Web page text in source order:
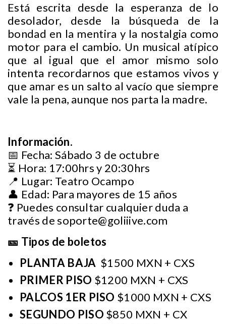
Está escrita desde la esperanza de lo
desolador, desde la búsqueda de la
bondad en la mentira y la nostalgia como
motor para el cambio. Un musical atípico
que al igual que el amor mismo solo
intenta recordarnos que estamos vivos y
que amar es un salto al vacío que siempre
vale la pena, aunque nos parta la madre.
Información.
📅 Fecha: Sábado 3 de octubre
⏳ Hora: 17:00hrs y 20:30hrs
📍 Lugar: Teatro Ocampo
👤 Edad: Para mayores de 15 años
❓ Puedes consultar cualquier duda a
través desoporte@goliiive.com
🎫 Tipos de boletos
PLANTA BAJA $1500 MXN + CXS
PRIMER PISO $1200 MXN + CXS
PALCOS 1ER PISO $1000 MXN + CXS
SEGUNDO PISO $850 MXN + CX